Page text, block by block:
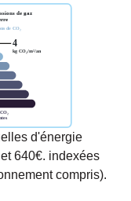
d'énergie
640€. indexées
compris).